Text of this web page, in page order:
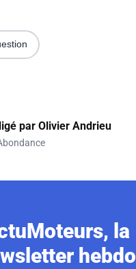
par Olivier Andrieu
la
hebdo